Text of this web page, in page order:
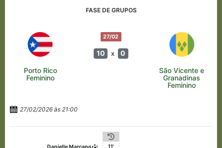
FASE DE GRUPOS
27/02
10 x 0
Porto Rico
Feminino
São Vicente e
Granadinas
Feminino
27/02/2026 às 21:00
11'